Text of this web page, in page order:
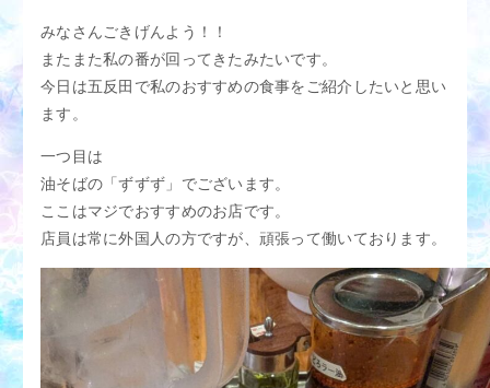
女性求人
みなさんごきげんよう！！
またまた私の番が回ってきたみたいです。
今日は五反田で私のおすすめの食事をご紹介したいと思い
ます。
一つ目は
油そばの「ずずず」でございます。
ここはマジでおすすめのお店です。
店員は常に外国人の方ですが、頑張って働いております。